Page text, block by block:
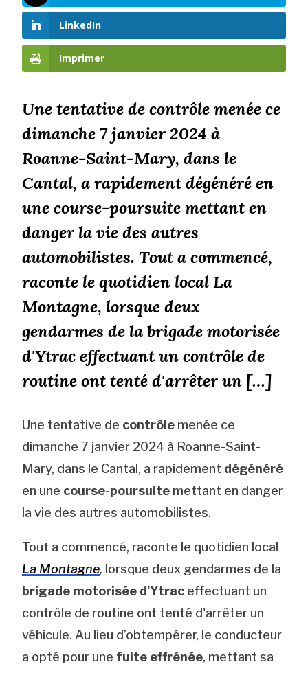
LinkedIn
Imprimer
Une tentative de contrôle menée ce
dimanche 7 janvier 2024 à
Roanne-Saint-Mary, dans le
Cantal, a rapidement dégénéré en
une course-poursuite mettant en
danger la vie des autres
automobilistes. Tout a commencé,
raconte le quotidien local La
Montagne, lorsque deux
gendarmes de la brigade motorisée
d'Ytrac effectuant un contrôle de
routine ont tenté d'arrêter un […]
Une tentative de contrôle menée ce
dimanche 7 janvier 2024 à Roanne-Saint-
Mary, dans le Cantal, a rapidement dégénéré
en une course-poursuite mettant en danger
la vie des autres automobilistes.
Tout a commencé, raconte le quotidien local
La Montagne, lorsque deux gendarmes de la
brigade motorisée d'Ytrac effectuant un
contrôle de routine ont tenté d'arrêter un
véhicule. Au lieu d’obtempérer, le conducteur
a opté pour une fuite effrénée, mettant sa